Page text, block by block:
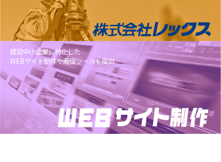
建設中小企業に特化した
WEBサイト制作や販促ツールを提供